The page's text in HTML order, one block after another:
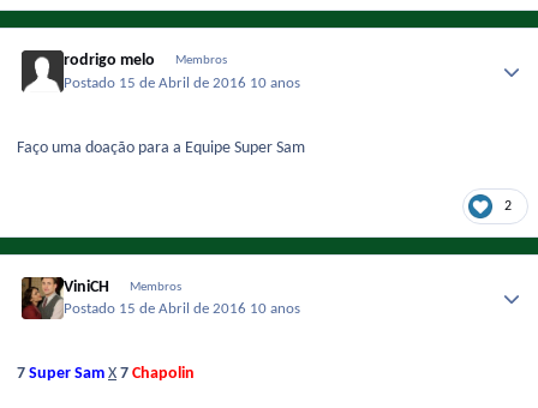
rodrigo melo Membros
Postado 15 de Abril de 2016 10 anos
Faço uma doação para a Equipe Super Sam
2
ViniCH Membros
Postado 15 de Abril de 2016 10 anos
7 Super Sam X 7 Chapolin